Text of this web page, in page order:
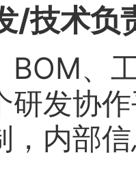
/技术负
BOM、
研发协
，内部